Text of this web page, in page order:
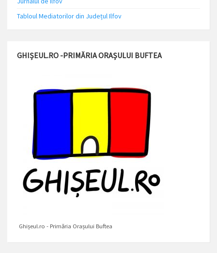
Tabloul Mediatorilor din Județul Ilfov
GHIȘEUL.RO -PRIMĂRIA ORAȘULUI BUFTEA
Ghișeul.ro - Primăria Orașului Buftea